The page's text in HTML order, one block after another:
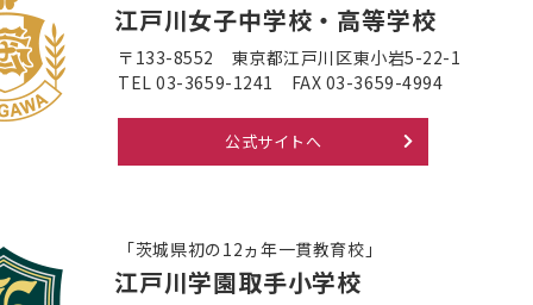
江戸川女子中学校・高等学校
〒133-8552 東京都江戸川区東小岩5-22-1
TEL 03-3659-1241 FAX 03-3659-4994
公式サイトへ
「茨城県初の12ヵ年一貫教育校」
江戸川学園取手小学校